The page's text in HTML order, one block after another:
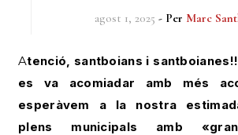
agost 1, 2025 - Per Marc
Atenció, santboians i santboianes!! El mes de juliol
es va acomiadar amb més
esperàvem a la nostra
plens municipals amb